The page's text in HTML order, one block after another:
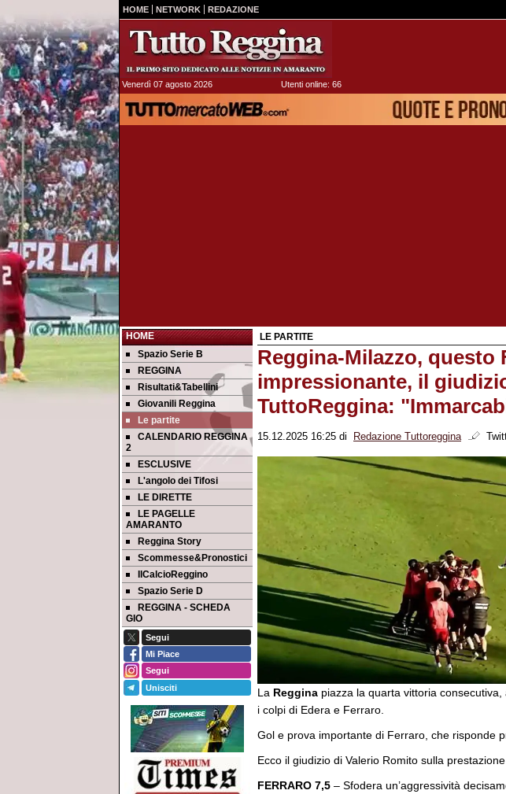
HOME NETWORK REDAZIONE
Venerdì 07 agosto 2026 Utenti online: 66
HOME
Spazio Serie B
REGGINA
Risultati&Tabellini
Giovanili Reggina
Le partite
CALENDARIO REGGINA
2
ESCLUSIVE
L'angolo dei Tifosi
LE DIRETTE
LE PAGELLE
AMARANTO
Reggina Story
Scommesse&Pronostici
IlCalcioReggino
Spazio Serie D
REGGINA - SCHEDA
GIO
Segui
Mi Piace
Segui
Unisciti
LE PARTITE
Reggina-Milazzo, questo
impressionante, il
TuttoReggina:
15.12.2025 16:25 di Redazione Tuttoreggina
La Reggina piazza la quarta vittoria
i colpi di Edera e Ferraro.
Gol e prova importante di Ferraro, che risponde
Ecco il giudizio di Valerio Romito sulla
FERRARO 7,5 – Sfodera un’aggressività